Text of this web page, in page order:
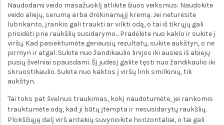
Naudodami veido masažuoklį atlikite šiuos veiksmus: Naudokite
veido aliejų, serumą arba drėkinamąjį kremą. Jei neturėsite
lubrikanto, įrankis gali traukti ar vilkti odą, o tai iš tikrųjų gali
prisidėti prie raukšlių susidarymo... Pradėkite nuo kaklo ir sukite į
viršų. Kad pasiektumėte geriausių rezultatų, sukite aukštyn, o ne
pirmyn ir atgal. Sukite nuo žandikaulio linijos iki ausies iš abiejų
pusių švelniai spausdami. Šį judesį galite tęsti nuo žandikaulio iki
skruostikaulio. Sukite nuo kaktos į viršų link smilkinių, tik
aukštyn.
Tai toks pat švelnus traukimas, kokį naudotumėte, jei rankomis
trauktumėte odą, kad ji būtų įtempta ir nesusidarytų raukšlių.
Plokščiąją dalį virš antakių suvyniokite horizontaliai, o tai gali